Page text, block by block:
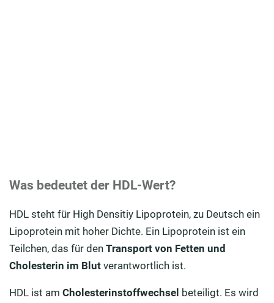
Was bedeutet der HDL-Wert?
HDL steht für High Densitiy Lipoprotein, zu Deutsch ein
Lipoprotein mit hoher Dichte. Ein Lipoprotein ist ein
Teilchen, das für den Transport von Fetten und
Cholesterin im Blut verantwortlich ist.
HDL ist am Cholesterinstoffwechsel beteiligt. Es wird